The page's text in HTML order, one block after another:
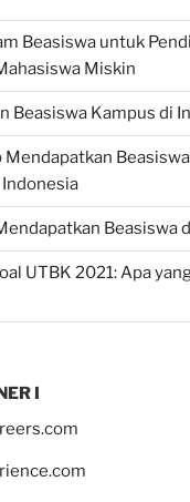
Beasiswa untuk
Miskin
Beasiswa Kampus di
Mendapatkan
Beasiswa
UTBK 2021: Apa
I